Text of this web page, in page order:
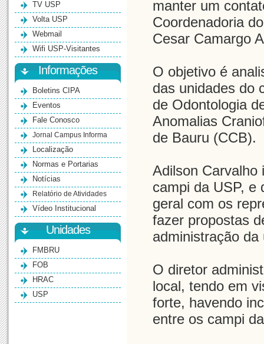
TV USP
Volta USP
Webmail
Wifi USP-Visitantes
Informações
Boletins CIPA
Eventos
Fale Conosco
Jornal Campus Informa
Localização
Normas e Portarias
Notícias
Relatório de Atividades
Vídeo Institucional
Unidades
FMBRU
FOB
HRAC
USP
manter um
Coordenadoria
Cesar Camargo
O objetivo é
das unidades do
de Odontologia
Anomalias
de Bauru (CCB).
Adilson Carvalho
campi da USP, e
geral com os
fazer propostas
administração da
O diretor
local, tendo em
forte, havendo
entre os campi